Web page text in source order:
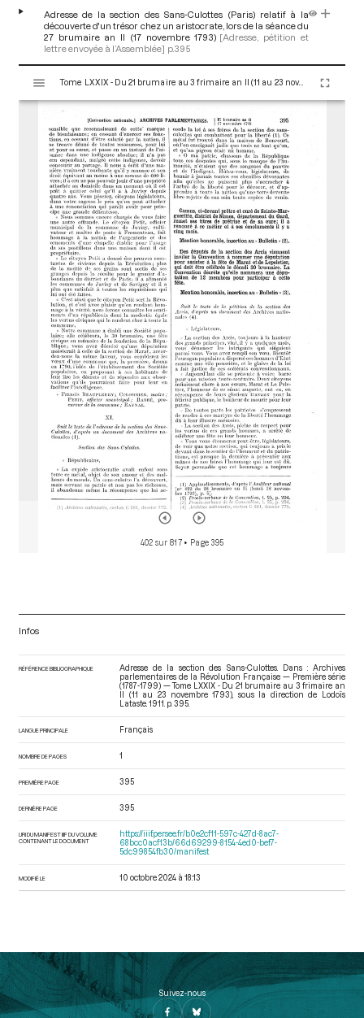
Adresse de la section des Sans-Culottes (Paris) relatif à la
découverte d'un trésor chez un aristocrate, lors de la séance du
27 brumaire an II (17 novembre 1793) [Adresse, pétition et
lettre envoyée à l’Assemblée] p.395
s
Tome LXXIX - Du 21 brumaire au 3 frimaire an II (11 au 23 novembre 1793)
402 sur 817 • Page 395
Infos
RÉFÉRENCE BIBLIOGRAPHIQUE
Adresse de la section des Sans-Culottes. Dans : Archives
parlementaires de la Révolution Française — Première série
(1787-1799) — Tome LXXIX - Du 21 brumaire au 3 frimaire an
II (11 au 23 novembre 1793) , sous la direction de Lodoïs
Lataste. 1911. p. 395.
LANGUE PRINCIPALE Français
NOMBRE DE PAGES 1
PREMIÈRE PAGE 395
DERNIÈRE PAGE 395
URI DU MANIFEST IIIF DU VOLUME
CONTENANT LE DOCUMENT
https://iiif.persee.fr/b0e2cf11-597c-427d-8ac7-
68bcc0acf13b/66d69299-8154-4ed0-bef7-
5dc99854fb30/manifest
MODIFIÉ LE 10 octobre 2024 à 18:13
Suivez-nous